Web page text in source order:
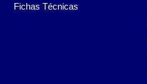
Fichas Técnicas